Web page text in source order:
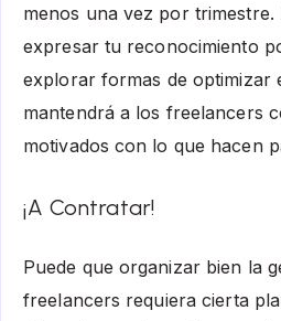
menos una vez por trimestre.
expresar tu reconocimiento
explorar formas de optimizar
mantendrá a los freelancers
motivados con lo que hacen
¡A Contratar!
Puede que organizar bien la
freelancers requiera cierta